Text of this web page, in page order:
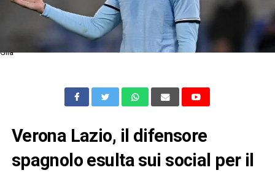
Gila
Verona Lazio, il difensore
spagnolo esulta sui social per il